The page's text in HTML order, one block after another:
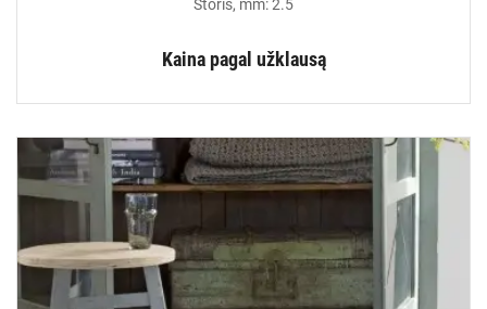
Storis, mm: 2.5
Kaina pagal užklausą